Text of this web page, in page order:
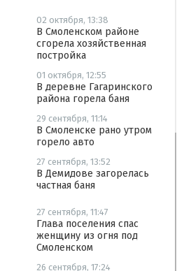
02 октября, 13:38
В Смоленском районе
сгорела хозяйственная
постройка
01 октября, 12:55
В деревне Гагаринского
района горела баня
29 сентября, 11:14
В Смоленске рано утром
горело авто
27 сентября, 13:52
В Демидове загорелась
частная баня
27 сентября, 11:47
Глава поселения спас
женщину из огня под
Смоленском
26 сентября, 17:24